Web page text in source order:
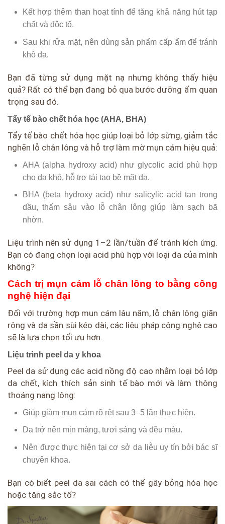
Kết hợp thêm than hoạt tính để tăng khả năng hút tạp
chất và độc tố.
Sau khi rửa mặt, nên dùng sản phẩm cấp ẩm để tránh
khô da.
Bạn đã từng sử dụng mặt nạ nhưng không thấy hiệu
quả? Rất có thể bạn đang bỏ qua bước dưỡng ẩm quan
trọng sau đó.
Tẩy tế bào chết hóa học (AHA, BHA)
Tẩy tế bào chết hóa học giúp loại bỏ lớp sừng, giảm tắc
nghẽn lỗ chân lông và hỗ trợ làm mờ mụn cám hiệu quả:
AHA (alpha hydroxy acid) như glycolic acid phù hợp
cho da khô, hỗ trợ tái tạo bề mặt da.
BHA (beta hydroxy acid) như salicylic acid tan trong
dầu, thấm sâu vào lỗ chân lông giúp làm sạch bã
nhờn.
Liệu trình nên sử dụng 1–2 lần/tuần để tránh kích ứng.
Bạn có đang chọn loại acid phù hợp với loại da của mình
không?
Cách trị mụn cám lỗ chân lông to bằng công
nghệ hiện đại
Đối với trường hợp mụn cám lâu năm, lỗ chân lông giãn
rộng và da sần sùi kéo dài, các liệu pháp công nghệ cao
sẽ là lựa chọn tối ưu hơn.
Liệu trình peel da y khoa
Peel da sử dụng các acid nồng độ cao nhằm loại bỏ lớp
da chết, kích thích sản sinh tế bào mới và làm thông
thoáng nang lông:
Giúp giảm mụn cám rõ rệt sau 3–5 lần thực hiện.
Da trở nên mịn màng, tươi sáng và đều màu.
Nên được thực hiện tại cơ sở da liễu uy tín bởi bác sĩ
chuyên khoa.
Bạn có biết peel da sai cách có thể gây bỏng hóa học
hoặc tăng sắc tố?